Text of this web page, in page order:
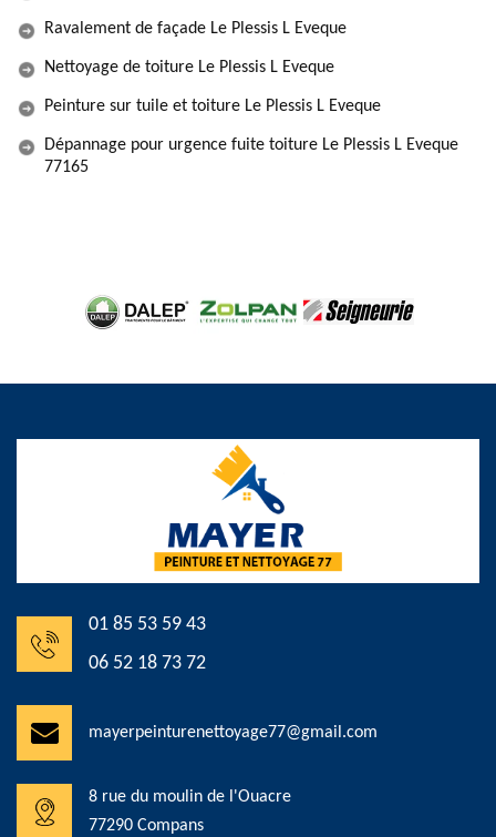
Ravalement de façade Le Plessis L Eveque
Nettoyage de toiture Le Plessis L Eveque
Peinture sur tuile et toiture Le Plessis L Eveque
Dépannage pour urgence fuite toiture Le Plessis L Eveque
77165
01 85 53 59 43
06 52 18 73 72
mayerpeinturenettoyage77@gmail.com
8 rue du moulin de l'Ouacre
77290 Compans